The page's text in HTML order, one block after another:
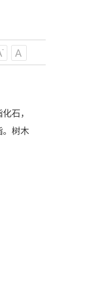
石，
。树木